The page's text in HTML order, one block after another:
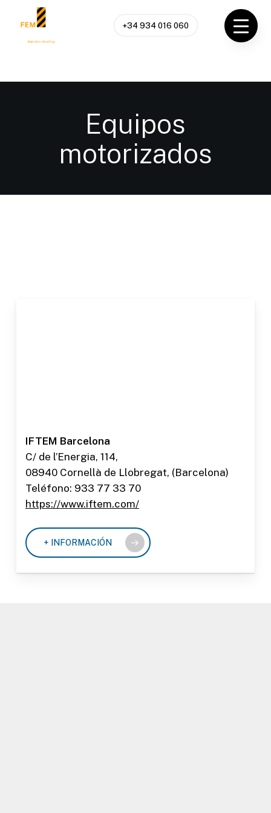
+34 934 016 060
Equipos
motorizados
IFTEM Barcelona
C/ de l’Energia, 114,
08940 Cornellà de Llobregat, (Barcelona)
Teléfono: 933 77 33 70
https://www.iftem.com/
+ INFORMACIÓN